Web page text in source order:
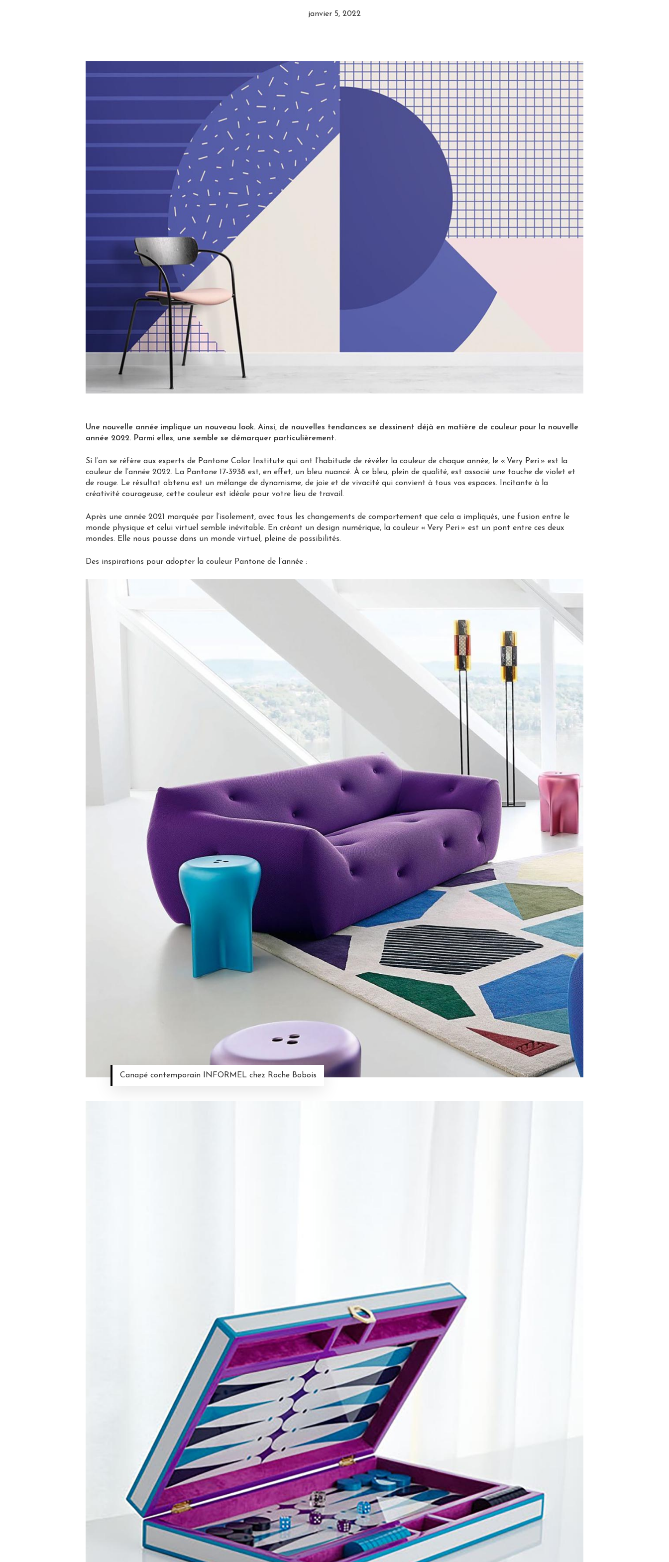
janvier 5, 2022
Une nouvelle année implique un nouveau look. Ainsi, de nouvelles tendances se dessinent déjà en matière de couleur pour la nouvelle
année 2022. Parmi elles, une semble se démarquer particulièrement.
Si l’on se réfère aux experts de Pantone Color Institute qui ont l’habitude de révéler la couleur de chaque année, le « Very Peri » est la
couleur de l’année 2022. La Pantone 17-3938 est, en effet, un bleu nuancé. À ce bleu, plein de qualité, est associé une touche de violet et
de rouge. Le résultat obtenu est un mélange de dynamisme, de joie et de vivacité qui convient à tous vos espaces. Incitante à la
créativité courageuse, cette couleur est idéale pour votre lieu de travail.
Après une année 2021 marquée par l’isolement, avec tous les changements de comportement que cela a impliqués, une fusion entre le
monde physique et celui virtuel semble inévitable. En créant un design numérique, la couleur « Very Peri » est un pont entre ces deux
mondes. Elle nous pousse dans un monde virtuel, pleine de possibilités.
Des inspirations pour adopter la couleur Pantone de l’année :
Canapé contemporain INFORMEL chez Roche Bobois